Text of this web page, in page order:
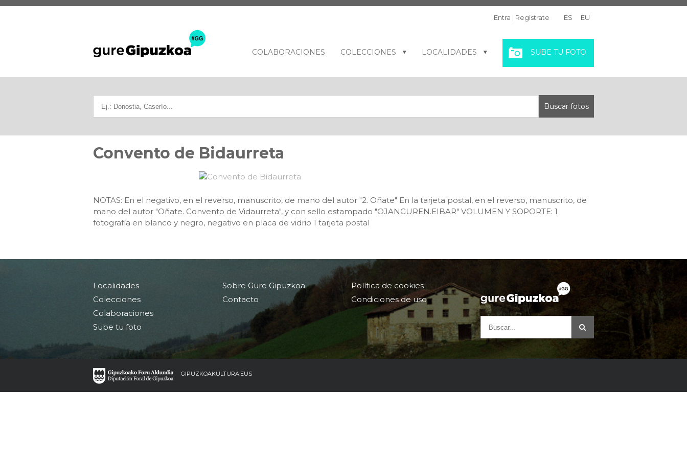
Entra | Regístrate ES EU
COLABORACIONES COLECCIONES LOCALIDADES SUBE TU FOTO
Convento de Bidaurreta
NOTAS: En el negativo, en el reverso, manuscrito, de mano del autor "2. Oñate" En la tarjeta postal, en el reverso, manuscrito, de
mano del autor "Oñate. Convento de Vidaurreta", y con sello estampado "OJANGUREN.EIBAR" VOLUMEN Y SOPORTE: 1
fotografía en blanco y negro, negativo en placa de vidrio 1 tarjeta postal
Localidades
Colecciones
Colaboraciones
Sube tu foto
Sobre Gure Gipuzkoa
Contacto
Política de cookies
Condiciones de uso
GIPUZKOAKULTURA.EUS